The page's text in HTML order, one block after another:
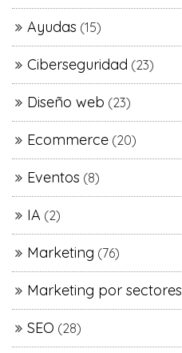
Ayudas (15)
Ciberseguridad (23)
Diseño web (23)
Ecommerce (20)
Eventos (8)
IA (2)
Marketing (76)
Marketing por sectores
SEO (28)